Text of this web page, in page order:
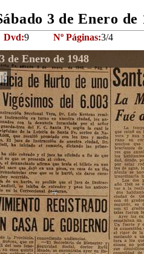
3 de Enero de
Dvd:9 Nº Páginas:3/4
de Enero de 1948